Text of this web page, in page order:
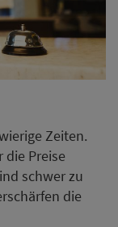
Zeiten.
die Preise
schwer zu
die